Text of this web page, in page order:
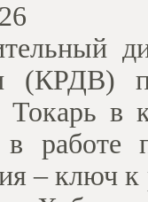
(КРДВ) по
Токарь в
в работе
– ключ к